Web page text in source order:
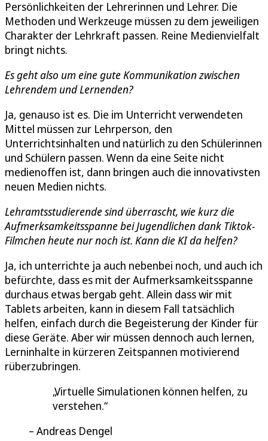
Persönlichkeiten der Lehrerinnen und Lehrer. Die
Methoden und Werkzeuge müssen zu dem jeweiligen
Charakter der Lehrkraft passen. Reine Medienvielfalt
bringt nichts.
Es geht also um eine gute Kommunikation zwischen
Lehrendem und Lernenden?
Ja, genauso ist es. Die im Unterricht verwendeten
Mittel müssen zur Lehrperson, den
Unterrichtsinhalten und natürlich zu den Schülerinnen
und Schülern passen. Wenn da eine Seite nicht
medienoffen ist, dann bringen auch die innovativsten
neuen Medien nichts.
Lehramtsstudierende sind überrascht, wie kurz die
Aufmerksamkeitsspanne bei Jugendlichen dank Tiktok-
Filmchen heute nur noch ist. Kann die KI da helfen?
Ja, ich unterrichte ja auch nebenbei noch, und auch ich
befürchte, dass es mit der Aufmerksamkeitsspanne
durchaus etwas bergab geht. Allein dass wir mit
Tablets arbeiten, kann in diesem Fall tatsächlich
helfen, einfach durch die Begeisterung der Kinder für
diese Geräte. Aber wir müssen dennoch auch lernen,
Lerninhalte in kürzeren Zeitspannen motivierend
rüberzubringen.
Virtuelle Simulationen können helfen, zu
verstehen.
Andreas Dengel